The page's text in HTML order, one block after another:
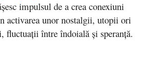
impulsul de a crea conexiuni
activarea unor nostalgii, utopii ori
fluctuații între îndoială și speranță.